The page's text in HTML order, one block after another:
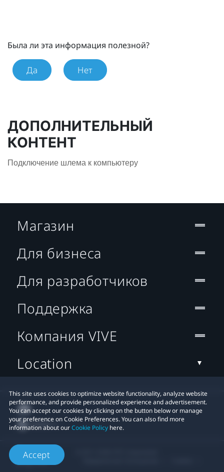
Была ли эта информация полезной?
Да Нет
ДОПОЛНИТЕЛЬНЫЙ
КОНТЕНТ
Подключение шлема к компьютеру
This site uses cookies to optimize website functionality, analyze website
performance, and provide personalized experience and advertisement.
You can accept our cookies by clicking on the button below or manage
your preference on Cookie Preferences. You can also find more
information about ourCookie Policy here.
Accept
Магазин
Для бизнеса
Для разработчиков
Поддержка
Компания VIVE
Location